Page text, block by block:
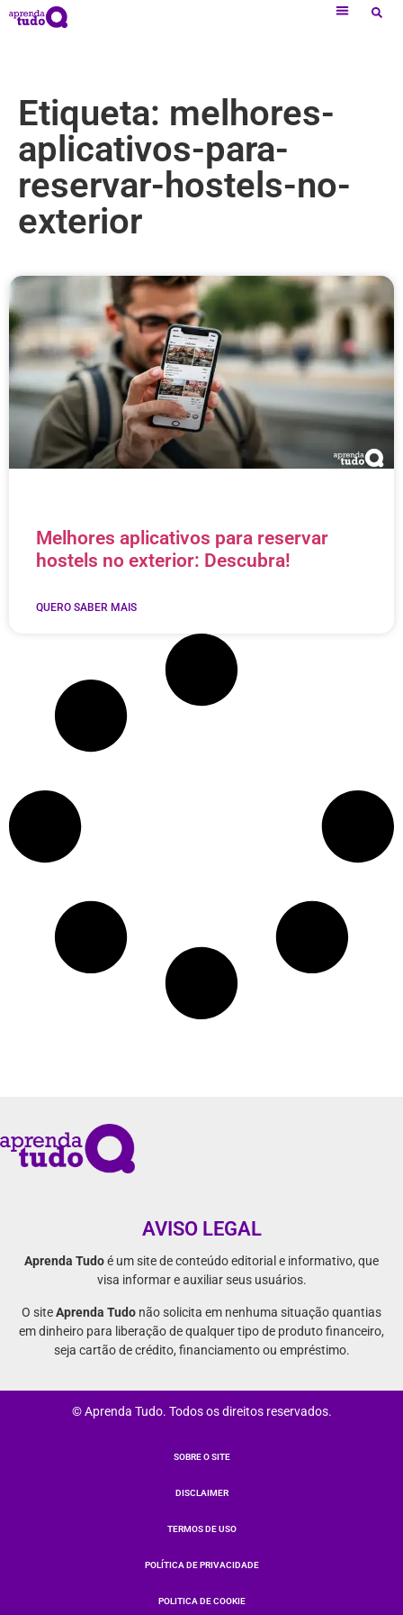
Etiqueta: melhores-
aplicativos-para-
reservar-hostels-no-
exterior
Melhores aplicativos para reservar
hostels no exterior: Descubra!
QUERO SABER MAIS
AVISO LEGAL
Aprenda Tudoé um site de conteúdo editorial e informativo, que
visa informar e auxiliar seus usuários.
O siteAprenda Tudo não solicita em nenhuma situação quantias
em dinheiro para liberação de qualquer tipo de produto financeiro,
seja cartão de crédito, financiamento ou empréstimo.
© Aprenda Tudo. Todos os direitos reservados.
SOBRE O SITE
DISCLAIMER
TERMOS DE USO
POLÍTICA DE PRIVACIDADE
POLITICA DE COOKIE